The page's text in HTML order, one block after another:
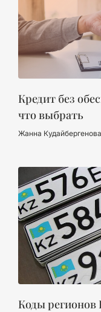
Кредит без
что выбрать
Жанна Кудайбергенова
Коды регионов